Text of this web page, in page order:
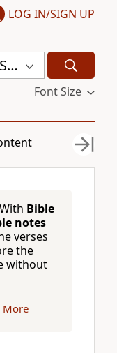
LOG IN/SIGN UP
Revised Chinese Union Version (Simplified Script) Shen Edition (RCU17SS)
Font Size
With Bible
notes
verses
the
without
More